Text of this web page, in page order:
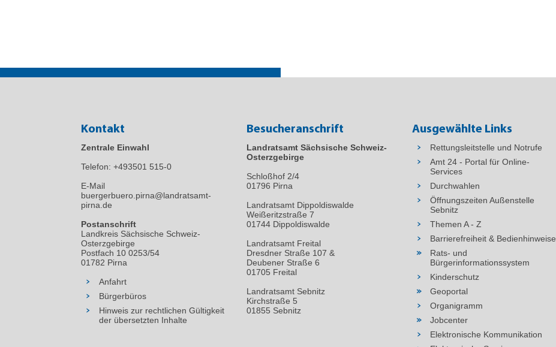
Kontakt
Zentrale Einwahl
Telefon: +493501 515-0
E-Mail
buergerbuero.pirna@landratsamt-
pirna.de
Postanschrift
Landkreis Sächsische Schweiz-
Osterzgebirge
Postfach 10 0253/54
01782 Pirna
Anfahrt
Bürgerbüros
Hinweis zur rechtlichen Gültigkeit
der übersetzten Inhalte
Besucheranschrift
Landratsamt Sächsische Schweiz-
Osterzgebirge
Schloßhof 2/4
01796 Pirna
Landratsamt Dippoldiswalde
Weißeritzstraße 7
01744 Dippoldiswalde
Landratsamt Freital
Dresdner Straße 107 &
Deubener Straße 6
01705 Freital
Landratsamt Sebnitz
Kirchstraße 5
01855 Sebnitz
Ausgewählte Links
Rettungsleitstelle und Notrufe
Amt 24 - Portal für Online-
Services
Durchwahlen
Öffnungszeiten Außenstelle
Sebnitz
Themen A - Z
Barrierefreiheit & Bedienhinweise
Rats- und
Bürgerinformationssystem
Kinderschutz
Geoportal
Organigramm
Jobcenter
Elektronische Kommunikation